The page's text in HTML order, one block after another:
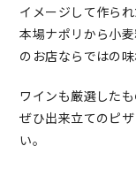
イメージして作られ
本場ナポリから小
のお店ならではの味
ワインも厳選した
ぜひ出来立てのピ
い。